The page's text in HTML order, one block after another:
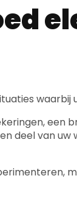
deel van